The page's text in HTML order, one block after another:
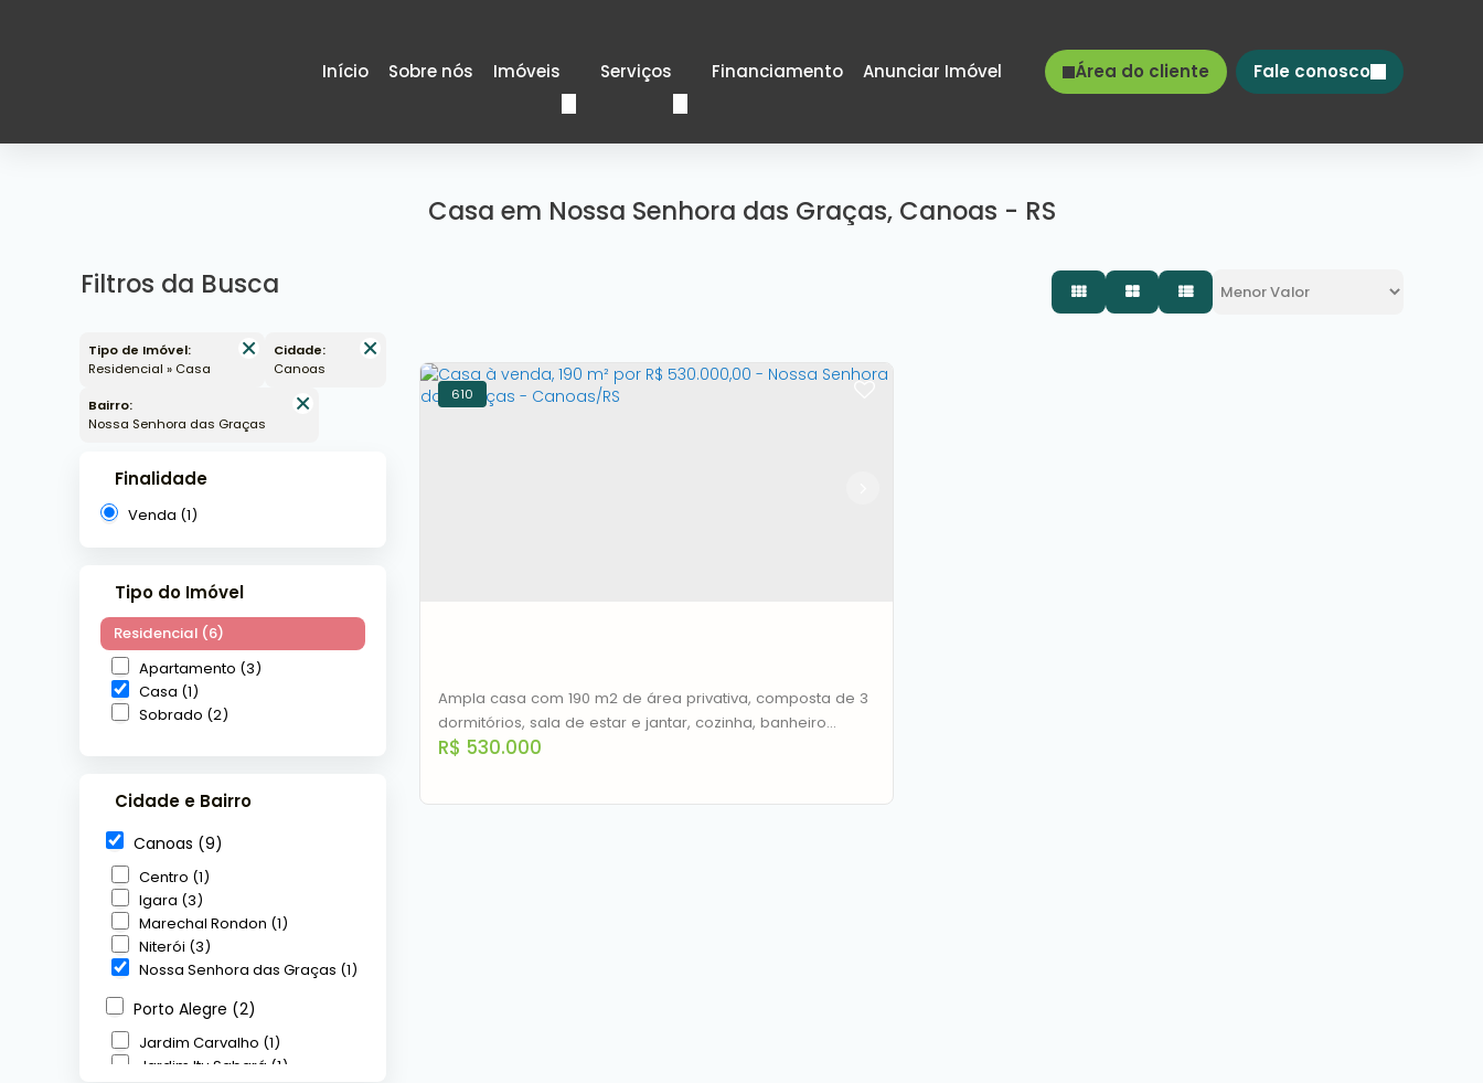
Fale conosco
Área do cliente
Anunciar Imóvel
Financiamento
Serviços
Imóveis
Sobre nós
Início
Casa em Nossa Senhora das Graças, Canoas - RS
Filtros da Busca
Tipo de Imóvel:
Residencial » Casa
Cidade:
Canoas
Bairro:
Nossa Senhora das Graças
Finalidade
Venda (1)
Tipo do Imóvel
Residencial (6)
Apartamento (3)
Casa (1)
Sobrado (2)
Cidade e Bairro
Canoas (9)
Centro (1)
Igara (3)
Marechal Rondon (1)
Niterói (3)
Nossa Senhora das Graças (1)
Porto Alegre (2)
Jardim Carvalho (1)
Jardim Itu Sabará (1)
610
R$ 530.000
Ampla casa com 190 m2 de área privativa, composta de 3
dormitórios, sala de estar e jantar, cozinha, banheiro
social, lavanderia, poço de luz, 3 vagas garagem, piso